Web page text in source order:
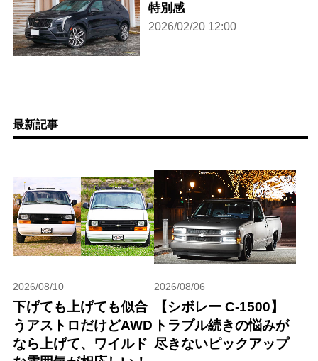
特別感
2026/02/20 12:00
最新記事
2026/08/10
下げても上げても似合
うアストロだけどAWD
なら上げて、ワイルド
2026/08/06
【シボレー C-1500】
トラブル続きの悩みが
尽きないピックアップ